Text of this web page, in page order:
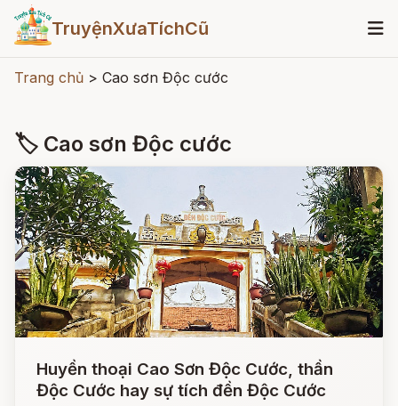
TruyệnXưaTíchCũ
Trang chủ > Cao sơn Độc cước
🏷 Cao sơn Độc cước
Huyền thoại Cao Sơn Độc Cước, thần
Độc Cước hay sự tích đền Độc Cước